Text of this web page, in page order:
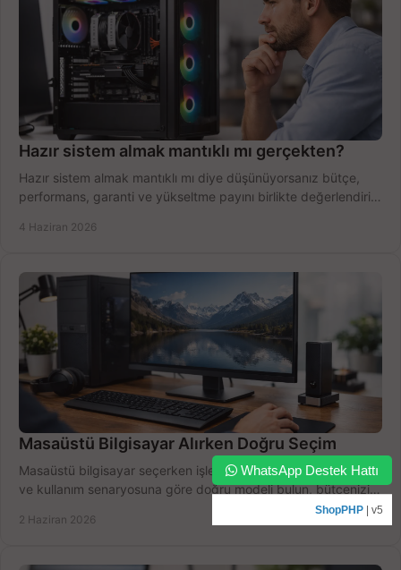
Hazır sistem almak mantıklı mı gerçekten?
Hazır sistem almak mantıklı mı diye düşünüyorsanız bütçe,
performans, garanti ve yükseltme payını birlikte değerlendirin,
4 Haziran 2026
Masaüstü Bilgisayar Alırken Doğru Seçim
Masaüstü bilgisayar seçerken işlemci, RAM, SSD, ekran kartı
ve kullanım senaryosuna göre doğru modeli bulun, bütçenizi
2 Haziran 2026
WhatsApp Destek Hattı
ShopPHP | v5